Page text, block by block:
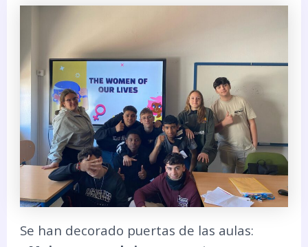
Se han decorado puertas de las aulas: